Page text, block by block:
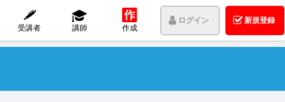
受講者 講師 作成
ログイン 新規登録